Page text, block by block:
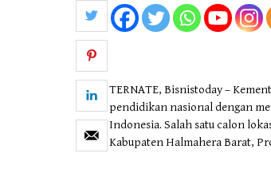
TERNATE, Bisnistoday –
pendidikan nasional dengan
Indonesia. Salah satu calon
Kabupaten Halmahera Barat,